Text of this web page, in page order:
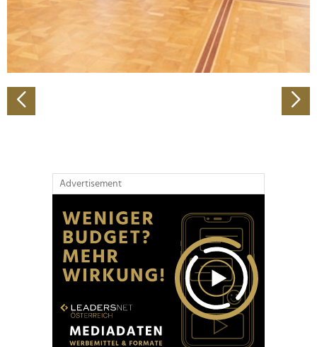
Wir verwenden Cookies, um Inhalte und Anzeigen zu
personalisieren, Funktionen für soziale Medien anbieten
zu können und die Zugriffe auf unsere Website zu
analysieren. Außerdem geben wir Informationen zu Ihrer
Verwendung unserer Website an unsere Partner für
soziale Medien, Werbung und Analysen weiter. Unsere
Partner führen diese Informationen möglicherweise mit
Advertisement